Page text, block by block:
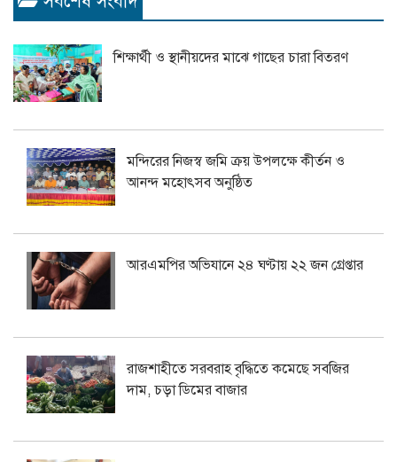
শিক্ষার্থী ও স্থানীয়দের মাঝে গাছের চারা বিতরণ
মন্দিরের নিজস্ব জমি ক্রয় উপলক্ষে কীর্তন ও
আনন্দ মহোৎসব অনুষ্ঠিত
আরএমপির অভিযানে ২৪ ঘণ্টায় ২২ জন গ্রেপ্তার
রাজশাহীতে সরবরাহ বৃদ্ধিতে কমেছে সবজির
দাম, চড়া ডিমের বাজার